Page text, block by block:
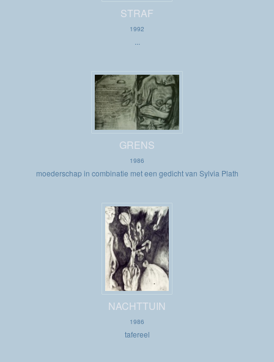
STRAF
1992
...
GRENS
1986
moederschap in combinatie met een gedicht van Sylvia Plath
NACHTTUIN
1986
tafereel